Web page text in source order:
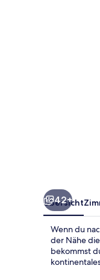
42+
Übersicht
Wenn du
der Nähe
bekommst